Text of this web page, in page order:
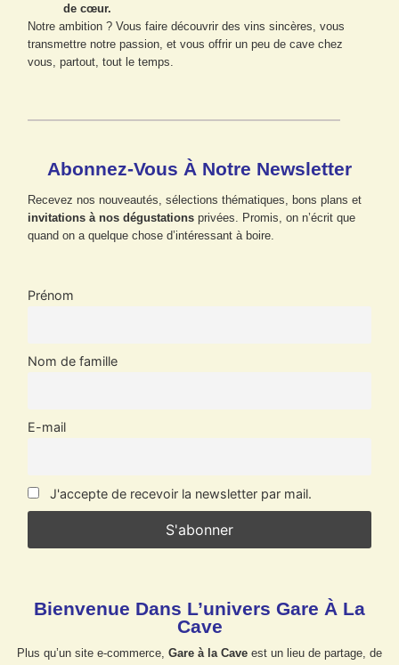
de cœur.
Notre ambition ? Vous faire découvrir des vins sincères, vous
transmettre notre passion, et vous offrir un peu de cave chez
vous, partout, tout le temps.
Abonnez-Vous À Notre Newsletter
Recevez nos nouveautés, sélections thématiques, bons plans et
invitations à nos dégustations privées. Promis, on n’écrit que
quand on a quelque chose d’intéressant à boire.
Prénom
Nom de famille
E-mail
J'accepte de recevoir la newsletter par mail.
Bienvenue Dans L’univers Gare À La
Cave
Plus qu’un site e-commerce, Gare à la Cave est un lieu de partage, de